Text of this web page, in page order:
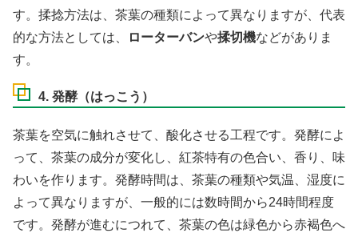
す。揉捻方法は、茶葉の種類によって異なりますが、代表
的な方法としては、
ローターバンや揉切機などがありま
す。
4. 発酵（はっこう）
茶葉を空気に触れさせて、酸化させる工程です。発酵によ
って、茶葉の成分が変化し、紅茶特有の色合い、香り、味
わいを作ります。発酵時間は、茶葉の種類や気温、湿度に
よって異なりますが、一般的には数時間から24時間程度
です。発酵が進むにつれて、茶葉の色は緑色から赤褐色へ